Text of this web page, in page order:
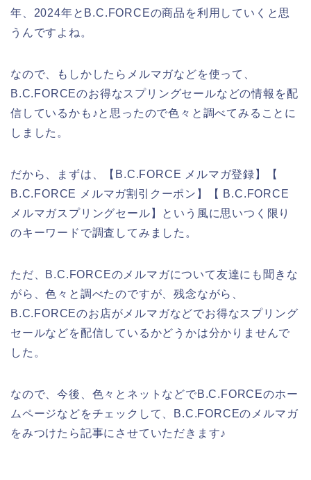
年、2024年とB.C.FORCEの商品を利用していくと思
うんですよね。
なので、もしかしたらメルマガなどを使って、
B.C.FORCEのお得なスプリングセールなどの情報を配
信しているかも♪と思ったので色々と調べてみることに
しました。
だから、まずは、【B.C.FORCE メルマガ登録】【
B.C.FORCE メルマガ割引クーポン】【 B.C.FORCE
メルマガスプリングセール】という風に思いつく限り
のキーワードで調査してみました。
ただ、B.C.FORCEのメルマガについて友達にも聞きな
がら、色々と調べたのですが、残念ながら、
B.C.FORCEのお店がメルマガなどでお得なスプリング
セールなどを配信しているかどうかは分かりませんで
した。
なので、今後、色々とネットなどでB.C.FORCEのホー
ムページなどをチェックして、B.C.FORCEのメルマガ
をみつけたら記事にさせていただきます♪